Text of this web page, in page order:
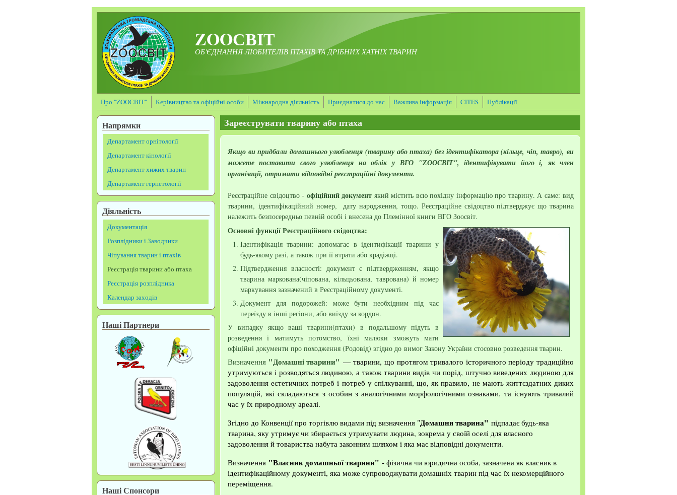
Перейти до основного матеріалу
ZOOСВІТ
ОБ'ЄДНАННЯ ЛЮБИТЕЛІВ ПТАХІВ ТА ДРІБНИХ ХАТНІХ ТВАРИН
Про "ZOOСВІТ" Керівництво та офіційні особи Міжнародна діяльність Приєднатися до нас Важлива інформація CITES Публікації
Напрямки
Департамент орнітології
Департамент кінології
Департамент хижих тварин
Департамент герпетології
Діяльність
Документація
Розплідники і Заводчики
Чіпування тварин і птахів
Реєстрація тварини або птаха
Реєстрація розплідника
Календар заходів
Наші Партнери
Наші Спонсори
Зареєструвати тварину або птаха
Якщо ви придбали домашнього улюбленця (тварину або птаха) без ідентифікатора (кільце, чіп, тавро), ви
можете поставити свого улюбленця на облік у ВГО "ZООСВІТ", ідентифікувати його і, як член
організації, отримати відповідні реєстраційні документи.
Реєстраційне свідоцтво - офіційний документ який містить всю похідну інформацію про тварину. А саме: вид
тварини, ідентифікаційний номер, дату народження, тощо. Реєстраційне свідоцтво підтверджує що тварина
належить безпосередньо певній особі і внесена до Племінної книги ВГО Зоосвіт.
Основні функції Реєстраційного свідоцтва:
Ідентифікація тварини: допомагає в ідентифікації тварини у
будь-якому разі, а також при її втрати або крадіжці.
Підтвердження власності: документ є підтвердженням, якщо
тварина маркована(чіпована, кільцьована, таврована) й номер
маркування зазначений в Реєстраційному документі.
Документ для подорожей: може бути необхідним під час
переїзду в інші регіони, або виїзду за кордон.
У випадку якщо ваші тварини(птахи) в подальшому підуть в
розведення і матимуть потомство, їхні малюки зможуть мати
офіційні документи про походження (Родовід) згідно до вимог Закону України стосовно розведення тварин.
Визначення "Домашні тварини" — тварини, що протягом тривалого історичного періоду традиційно
утримуються і розводяться людиною, а також тварини видів чи порід, штучно виведених людиною для
задоволення естетичних потреб і потреб у спілкуванні, що, як правило, не мають життєздатних диких
популяцій, які складаються з особин з аналогічними морфологічними ознаками, та існують тривалий
час у їх природному ареалі.
Згідно до Конвенції про торгівлю видами під визначення "Домашня тварина" підпадає будь-яка
тварина, яку утримує чи збирається утримувати людина, зокрема у своїй оселі для власного
задоволення й товариства набута законним шляхом і яка має відповідні документи.
Визначення "Власник домашньої тварини" - фізична чи юридична особа, зазначена як власник в
ідентифікаційному документі, яка може супроводжувати домашніх тварин під час їх некомерційного
переміщення.